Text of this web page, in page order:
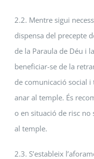
2.2. Mentre sigui
dispensa del precepte
de la Paraula de Déu i
beneficiar-se de la
de comunicació social
anar al temple. És
o en situació de risc
al temple.
2.3. S’estableix